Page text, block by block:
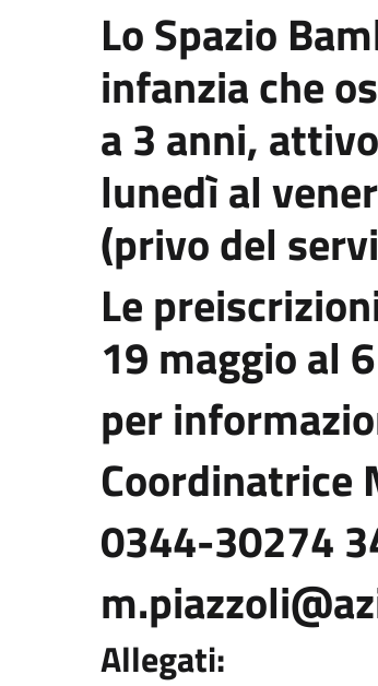
Lo Spazio
infanzia che
a 3 anni,
lunedì al
(privo del
Le
19 maggio al
per
Coordinatrice
0344-30274
Allegati: